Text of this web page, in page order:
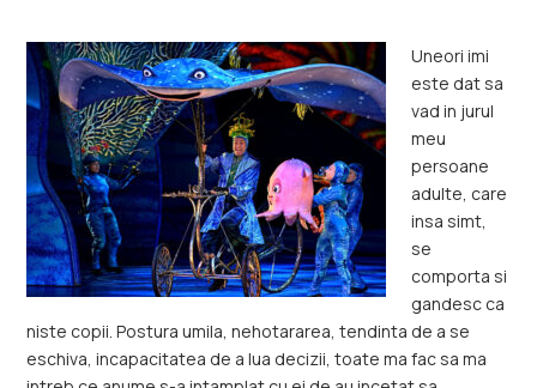
Uneori imi
este dat sa
vad in jurul
meu
persoane
adulte, care
insa simt,
se
comporta si
gandesc ca
niste copii. Postura umila, nehotararea, tendinta de a se
eschiva, incapacitatea de a lua decizii, toate ma fac sa ma